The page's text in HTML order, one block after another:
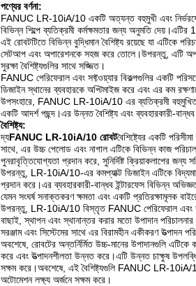
পণ্যের বর্ণনা:
FANUC LR-10iA/10 একটি অত্যন্ত বহুমুখী এবং
বিভিন্ন শিল্পে ব্যতিক্রমী কর্মক্ষমতার জন্য অনুমতি
এই রোবটটিতে বিভিন্ন বুদ্ধিমান বৈশিষ্ট্য রয়েছে যা এটিকে
সেটআপ এবং অপারেশনকে সহজ করে তোলে।উপরন্তু, এটি
সুরক্ষা বৈশিষ্ট্যগুলির সাথে সজ্জিত।
FANUC পেরিফেরাল এবং সফ্টওয়্যার বিকল্পগুলির একটি
ডিজাইন স্থানের ব্যবহারকে অপ্টিমাইজ করে এবং এর কম
উপসংহারে, FANUC LR-10iA/10 এর ব্যতিক্রমী বহুমুখিতা,
একটি আদর্শ পছন্দ।এর উন্নত বৈশিষ্ট্য এবং ব্যবহারকারী-
বৈশিষ্ট্য:
দ্যFANUC LR-10iA/10 রোবটবৈশিষ্ট্যের একটি
সাথে, এর উচ্চ পেলোড এবং নাগাল এটিকে বিভিন্ন কাজ
পুনরাবৃত্তিযোগ্যতা প্রদান করে, সুনির্দিষ্ট ক্রিয়াকলাপের জন্য
উপরন্তু, LR-10iA/10-এর কমপ্যাক্ট ডিজাইন এটিকে
প্রদান করে।এর ব্যবহারকারী-বান্ধব ইন্টারফেস বিভিন্ন
যেমন সংঘর্ষ সনাক্তকরণ ক্ষমতা এবং একটি প্রতিরক্ষামূলক
উপরন্তু, LR-10iA/10 বিস্তৃত FANUC পেরিফেরাল এবং
বাছাই, স্থাপন এবং স্থানান্তর করার মতো উপাদান
সরঞ্জাম এবং সিস্টেমের সাথে এর বিরামহীন একীকরণ উত্পাদন
অবশেষে, রোবটের অন্তর্নির্মিত উচ্চ-মানের উপাদানগুলি
করে এবং উত্পাদনশীলতা উন্নত করে।এটি উন্নত চাক্ষুষ
সক্ষম করে।অবশেষে, এই বৈশিষ্ট্যগুলি FANUC LR-10iA/10
অটোমেশন লক্ষ্য অর্জনে সক্ষম করে।